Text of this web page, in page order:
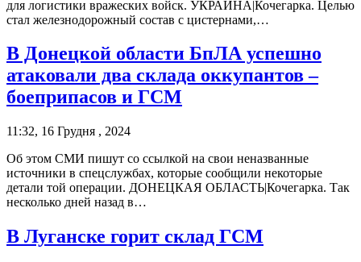
для логистики вражеских войск. УКРАИНА|Кочегарка. Целью
стал железнодорожный состав с цистернами,…
В Донецкой области БпЛА успешно
атаковали два склада оккупантов –
боеприпасов и ГСМ
11:32, 16 Грудня , 2024
Об этом СМИ пишут со ссылкой на свои неназванные
источники в спецслужбах, которые сообщили некоторые
детали той операции. ДОНЕЦКАЯ ОБЛАСТЬ|Кочегарка. Так
несколько дней назад в…
В Луганске горит склад ГСМ